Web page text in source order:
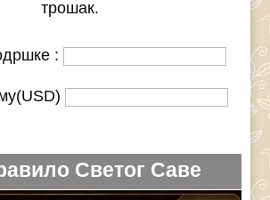
трошак.
:
Светог Саве